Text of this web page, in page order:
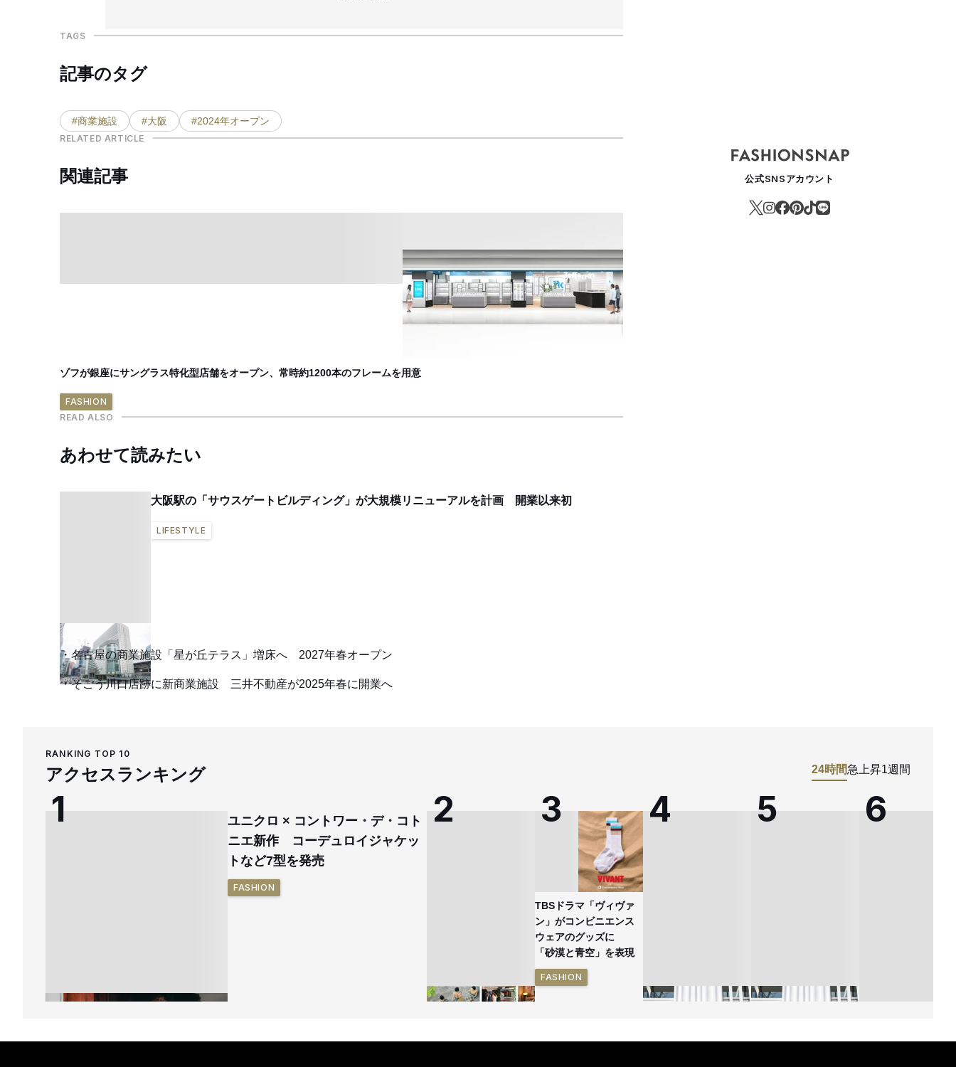
TAGS
記事のタグ
#商業施設 #大阪 #2024年オープン
RELATED ARTICLE
関連記事
ゾフが銀座にサングラス特化型店舗をオープン、常時約1200本のフレームを用意
FASHION
READ ALSO
あわせて読みたい
大阪駅の「サウスゲートビルディング」が大規模リニューアルを計画 開業以来初
LIFESTYLE
名古屋の商業施設「星が丘テラス」増床へ 2027年春オープン
そごう川口店跡に新商業施設 三井不動産が2025年春に開業へ
公式SNSアカウント
RANKING TOP 10
アクセスランキング 24時間急上昇1週間
ユニクロ × コントワー・デ・コト
ニエ新作 コーデュロイジャケッ
トなど7型を発売
FASHION
TBSドラマ「ヴィヴァ
ン」がコンビニエンス
ウェアのグッズに
「砂漠と青空」を表現
FASHION